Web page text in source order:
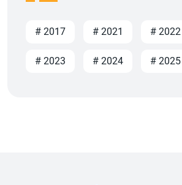
# 2017 # 2021 # 2022
# 2023 # 2024 # 2025